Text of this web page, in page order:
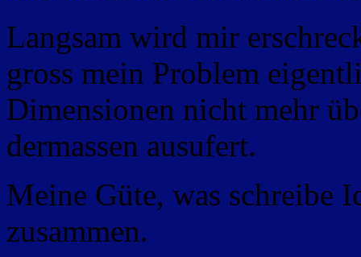
Langsam wird mir
gross mein Problem
Dimensionen nicht mehr
dermassen ausufert.
Meine Güte, was schreibe
zusammen.